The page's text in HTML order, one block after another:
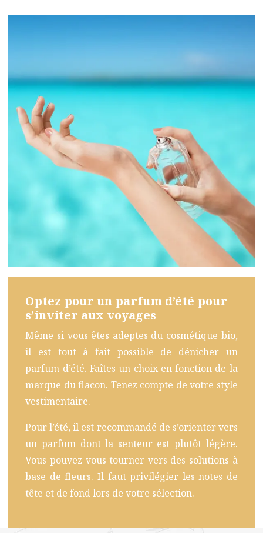
Optez pour un parfum d’été pour
s’inviter aux voyages
Même si vous êtes adeptes du cosmétique bio,
il est tout à fait possible de dénicher un
parfum d’été. Faîtes un choix en fonction de la
marque du flacon. Tenez compte de votre style
vestimentaire.
Pour l’été, il est recommandé de s’orienter vers
un parfum dont la senteur est plutôt légère.
Vous pouvez vous tourner vers des solutions à
base de fleurs. Il faut privilégier les notes de
tête et de fond lors de votre sélection.